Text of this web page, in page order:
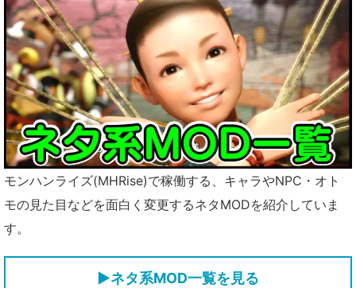
モンハンライズ(MHRise)で稼働する、キャラやNPC・オト
モの見た目などを面白く変更するネタMODを紹介していま
す。
▶ネタ系MOD一覧を見る